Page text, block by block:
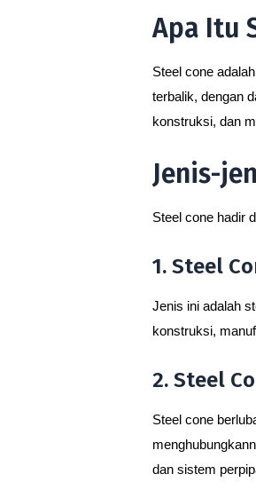
Apa Itu
Steel cone
terbalik, dengan
konstruksi, dan
Jenis-
Steel cone hadir
1. Steel
Jenis ini adalah
konstruksi,
2. Steel
Steel cone
dan sistem